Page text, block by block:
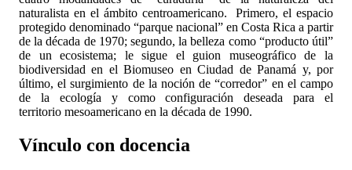
naturalista en el ámbito centroamericano. Primero, el espacio
protegido denominado “parque nacional” en Costa Rica a partir
de la década de 1970; segundo, la belleza como “producto útil”
de un ecosistema; le sigue el guion museográfico de la
biodiversidad en el Biomuseo en Ciudad de Panamá y, por
último, el surgimiento de la noción de “corredor” en el campo
de la ecología y como configuración deseada para el
territorio mesoamericano en la década de 1990.
Vínculo con docencia